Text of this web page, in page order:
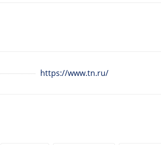
https://www.tn.ru/